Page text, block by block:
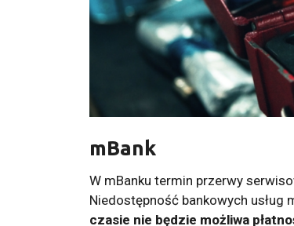
mBank
W mBanku termin przerwy
Niedostępność bankowych
czasie nie będzie możliwa